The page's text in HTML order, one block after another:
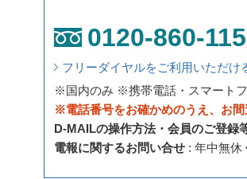
0120-860-115
フリーダイヤルをご利用いただけ
※国内のみ ※携帯電話・スマート
※電話番号をお確かめのうえ、お
D-MAILの操作方法・会員のご登録
電報に関するお問い合せ : 年中無休